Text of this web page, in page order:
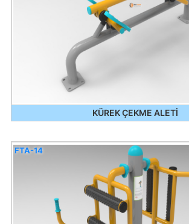
KÜREK ÇEKME ALETİ
FTA-14